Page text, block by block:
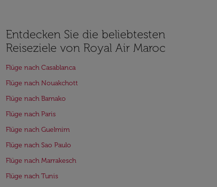
Entdecken Sie die beliebtesten
Reiseziele von Royal Air Maroc
Flüge nach Casablanca
Flüge nach Nouakchott
Flüge nach Bamako
Flüge nach Paris
Flüge nach Guelmim
Flüge nach Sao Paulo
Flüge nach Marrakesch
Flüge nach Tunis